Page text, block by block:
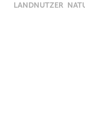
LANDNUTZER